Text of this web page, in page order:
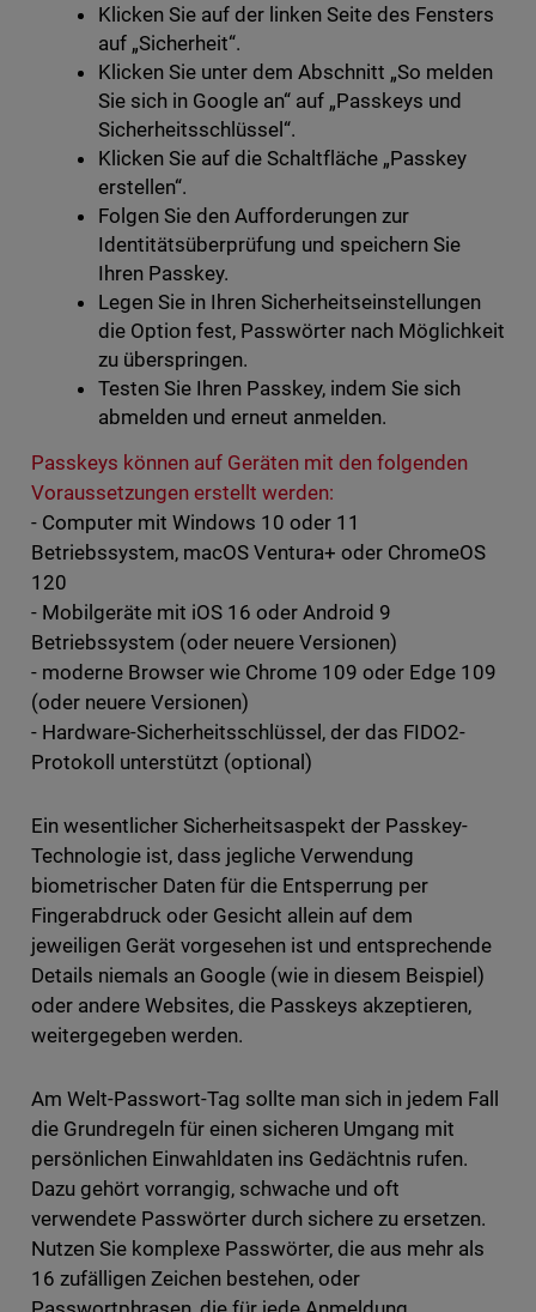
Klicken Sie auf der linken Seite des Fensters
auf „Sicherheit“.
Klicken Sie unter dem Abschnitt „So melden
Sie sich in Google an“ auf „Passkeys und
Sicherheitsschlüssel“.
Klicken Sie auf die Schaltfläche „Passkey
erstellen“.
Folgen Sie den Aufforderungen zur
Identitätsüberprüfung und speichern Sie
Ihren Passkey.
Legen Sie in Ihren Sicherheitseinstellungen
die Option fest, Passwörter nach Möglichkeit
zu überspringen.
Testen Sie Ihren Passkey, indem Sie sich
abmelden und erneut anmelden.
Passkeys können auf Geräten mit den folgenden
Voraussetzungen erstellt werden:
- Computer mit Windows 10 oder 11
Betriebssystem, macOS Ventura+ oder ChromeOS
120
- Mobilgeräte mit iOS 16 oder Android 9
Betriebssystem (oder neuere Versionen)
- moderne Browser wie Chrome 109 oder Edge 109
(oder neuere Versionen)
- Hardware-Sicherheitsschlüssel, der das FIDO2-
Protokoll unterstützt (optional)
Ein wesentlicher Sicherheitsaspekt der Passkey-
Technologie ist, dass jegliche Verwendung
biometrischer Daten für die Entsperrung per
Fingerabdruck oder Gesicht allein auf dem
jeweiligen Gerät vorgesehen ist und entsprechende
Details niemals an Google (wie in diesem Beispiel)
oder andere Websites, die Passkeys akzeptieren,
weitergegeben werden.
Am Welt-Passwort-Tag sollte man sich in jedem Fall
die Grundregeln für einen sicheren Umgang mit
persönlichen Einwahldaten ins Gedächtnis rufen.
Dazu gehört vorrangig, schwache und oft
verwendete Passwörter durch sichere zu ersetzen.
Nutzen Sie komplexe Passwörter, die aus mehr als
16 zufälligen Zeichen bestehen, oder